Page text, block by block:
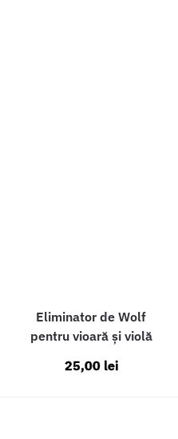
Eliminator de Wolf
pentru vioară și violă
25,00 lei